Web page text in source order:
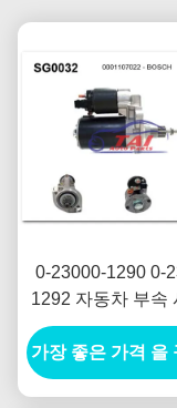
0-23000-1290 0-
1292 자동차 부속
모터 NIKKO 시동
24V 5.5KW 11T
De
가장 좋은 가격 을